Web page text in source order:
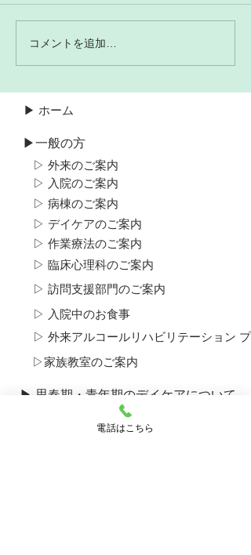
コメントを追加…
▶ ホーム
▶一般の方
▷ 外来のご案内
▷ 入院のご案内
▷ 病棟のご案内
▷ デイケアのご案内
▷ 作業療法のご案内
▷ 臨床心理科のご案内
▷ 訪問支援部門のご案内
▷ 入院中のお食事
▷ 外来アルコール​リハビリテーション プ
▷​家族教室のご案内
▷​思春期ユニットについて
▶ 思春期・青年期のデイケアについて
電話はこちら